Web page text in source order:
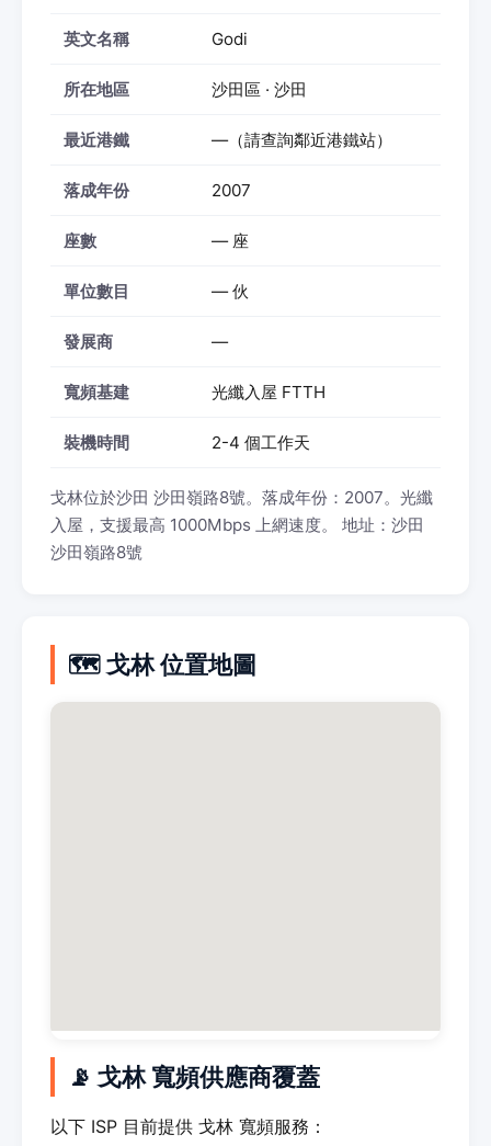
英文名稱 Godi
所在地區 沙田區 · 沙田
最近港鐵 —（請查詢鄰近港鐵站）
落成年份 2007
座數 — 座
單位數目 — 伙
發展商 —
寬頻基建 光纖入屋 FTTH
裝機時間 2-4 個工作天
戈林位於沙田 沙田嶺路8號。落成年份：2007。光纖
入屋，支援最高 1000Mbps 上網速度。 地址：沙田
沙田嶺路8號
🗺️ 戈林 位置地圖
📡 戈林 寬頻供應商覆蓋
以下 ISP 目前提供 戈林 寬頻服務：